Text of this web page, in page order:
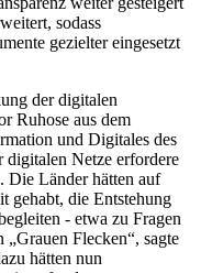
sodass
gezielter eingesetzt
der digitalen
Ruhose aus dem
und Digitales des
digitalen Netze erfordere
Die Länder hätten auf
gehabt, die Entstehung
- etwa zu Fragen
Flecken“, sagte
hätten nun